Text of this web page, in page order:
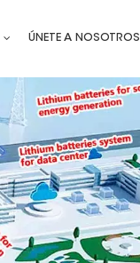
ÚNETE A NOSOTROS